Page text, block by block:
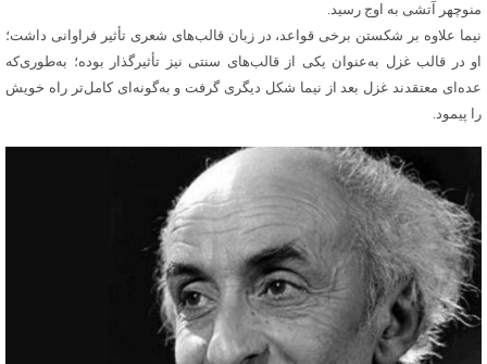
منوچهر آتشی به اوج رسید.
نیما علاوه بر شکستن برخی قواعد، در زبان قالب‌های شعری تأثیر فراوانی داشت؛
او در قالب غزل به‌عنوان یکی از قالب‌های سنتی نیز تأثیرگذار بوده؛ به‌طوری‌که
عده‌ای معتقدند غزل بعد از نیما شکل دیگری گرفت و به‌گونه‌ای کامل‌تر راه خویش
را پیمود.